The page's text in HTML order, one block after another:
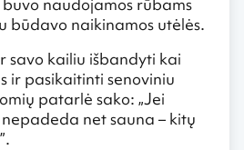
būdavo naikinamos utėlės.
savo kailiu išbandyti kai
ir pasikaitinti senoviniu
patarlė sako: „Jei
net sauna – kitų